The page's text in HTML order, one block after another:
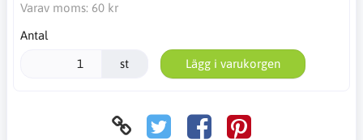
Varav moms: 60 kr
Antal
st Lägg i varukorgen